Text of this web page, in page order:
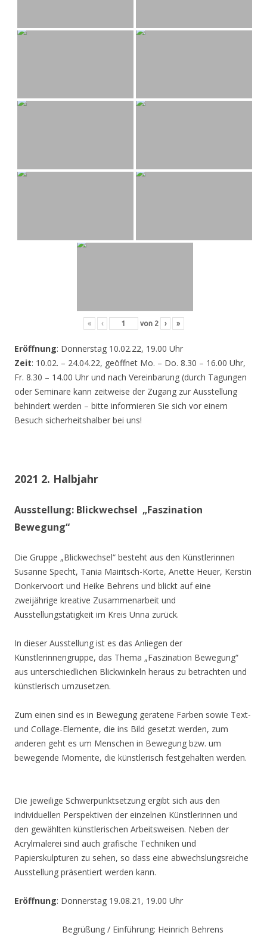
« ‹ von 2 › »
Eröffnung: Donnerstag 10.02.22, 19.00 Uhr
Zeit: 10.02. – 24.04.22, geöffnet Mo. – Do. 8.30 – 16.00 Uhr,
Fr. 8.30 – 14.00 Uhr und nach Vereinbarung (durch Tagungen
oder Seminare kann zeitweise der Zugang zur Ausstellung
behindert werden – bitte informieren Sie sich vor einem
Besuch sicherheitshalber bei uns!
2021 2. Halbjahr
Ausstellung: Blickwechsel „Faszination
Bewegung“
Die Gruppe „Blickwechsel“ besteht aus den Künstlerinnen
Susanne Specht, Tania Mairitsch-Korte, Anette Heuer, Kerstin
Donkervoort und Heike Behrens und blickt auf eine
zweijährige kreative Zusammenarbeit und
Ausstellungstätigkeit im Kreis Unna zurück.
In dieser Ausstellung ist es das Anliegen der
Künstlerinnengruppe, das Thema „Faszination Bewegung“
aus unterschiedlichen Blickwinkeln heraus zu betrachten und
künstlerisch umzusetzen.
Zum einen sind es in Bewegung geratene Farben sowie Text-
und Collage-Elemente, die ins Bild gesetzt werden, zum
anderen geht es um Menschen in Bewegung bzw. um
bewegende Momente, die künstlerisch festgehalten werden.
Die jeweilige Schwerpunktsetzung ergibt sich aus den
individuellen Perspektiven der einzelnen Künstlerinnen und
den gewählten künstlerischen Arbeitsweisen. Neben der
Acrylmalerei sind auch grafische Techniken und
Papierskulpturen zu sehen, so dass eine abwechslungsreiche
Ausstellung präsentiert werden kann.
Eröffnung: Donnerstag 19.08.21, 19.00 Uhr
Begrüßung / Einführung: Heinrich Behrens